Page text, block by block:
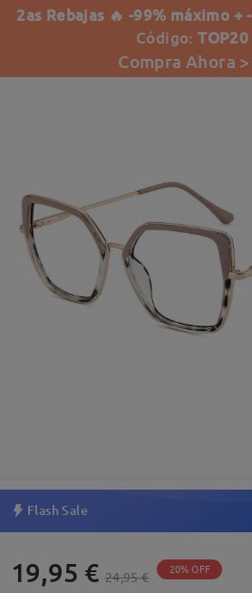
2as Rebajas 🔥 -99% máximo
Código:TOP20
Compra Ahora >
Flash Sale
19,95 € 24,95 € 20% OFF